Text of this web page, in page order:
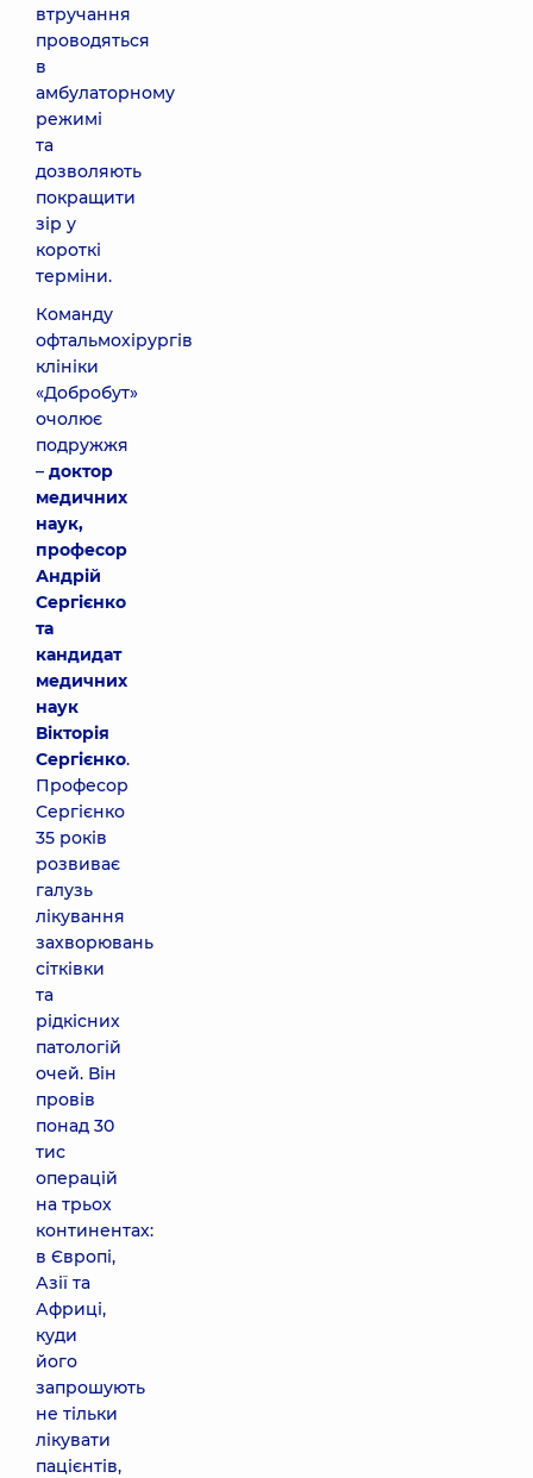
втручання
проводяться
в
амбулаторному
режимі
та
дозволяють
покращити
зір у
короткі
терміни.
Команду
офтальмохірургів
клініки
«Добробут»
очолює
подружжя
– доктор
медичних
наук,
професор
Андрій
Сергієнко
та
кандидат
медичних
наук
Вікторія
Сергієнко.
Професор
Сергієнко
35 років
розвиває
галузь
лікування
захворювань
сітківки
та
рідкісних
патологій
очей. Він
провів
понад 30
тис
операцій
на трьох
континентах:
в Європі,
Азії та
Африці,
куди
його
запрошують
не тільки
лікувати
пацієнтів,